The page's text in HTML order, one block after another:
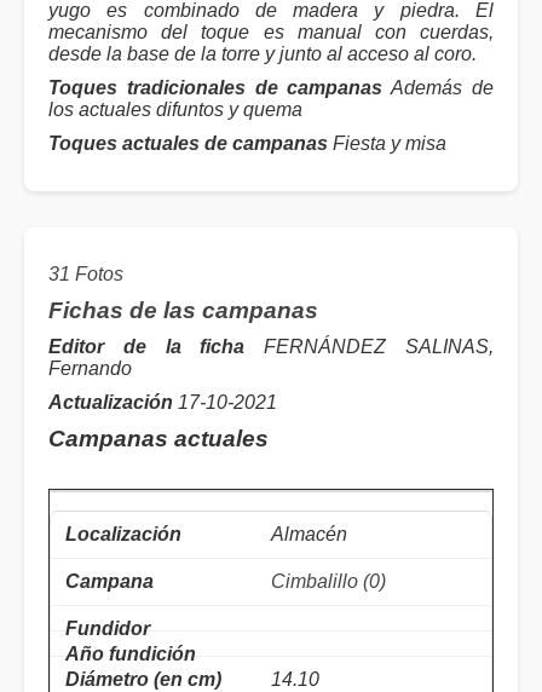
yugo es combinado de madera y piedra. El
mecanismo del toque es manual con cuerdas,
desde la base de la torre y junto al acceso al coro.
Toques tradicionales de campanas Además de
los actuales difuntos y quema
Toques actuales de campanas Fiesta y misa
31 Fotos
Fichas de las campanas
Editor de la ficha FERNÁNDEZ SALINAS,
Fernando
Actualización 17-10-2021
Campanas actuales
Almacén
Cimbalillo (0)
14.10